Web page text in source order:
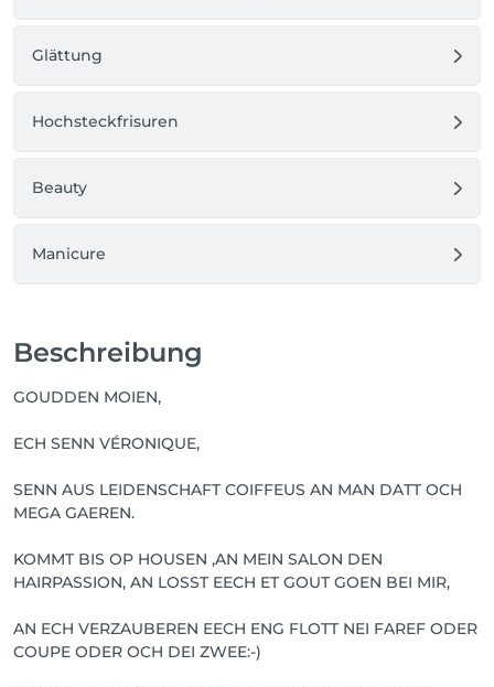
Glättung
Hochsteckfrisuren
Beauty
Manicure
Beschreibung
GOUDDEN MOIEN,
ECH SENN VÉRONIQUE,
SENN AUS LEIDENSCHAFT COIFFEUS AN MAN DATT OCH
MEGA GAEREN.
KOMMT BIS OP HOUSEN ,AN MEIN SALON DEN
HAIRPASSION, AN LOSST EECH ET GOUT GOEN BEI MIR,
AN ECH VERZAUBEREN EECH ENG FLOTT NEI FAREF ODER
COUPE ODER OCH DEI ZWEE:-)